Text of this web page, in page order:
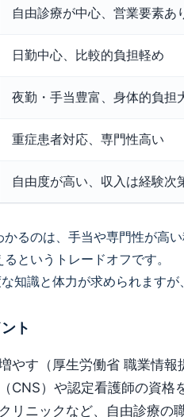
自由診療が中心、営業要素あ
日勤中心、比較的負担軽め
夜勤・手当豊富、身体的負担
重症患者対応、専門性高い
自由度が高い、収入は経験次
るのは、手当や専門性が高い
というトレードオフです。
知識と体力が求められますが
ト
やす（厚生労働省 職業情報
CNS）や認定看護師の資格
リニックなど、自由診療の